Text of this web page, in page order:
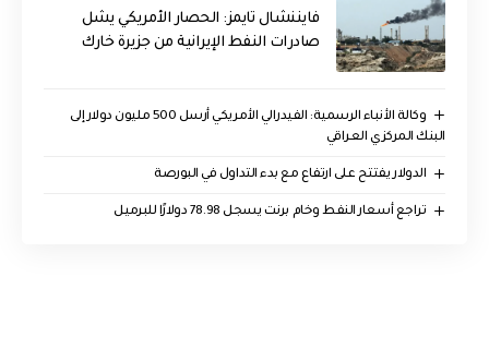
فايننشال تايمز: الحصار الأمريكي يشل
صادرات النفط الإيرانية من جزيرة خارك
وكالة الأنباء الرسمية: الفيدرالي الأمريكي أرسل 500 مليون دولار إلى
البنك المركزي العراقي
الدولار يفتتح على ارتفاع مع بدء التداول في البورصة
تراجع أسعار النفط وخام برنت يسجل 78.98 دولارًا للبرميل